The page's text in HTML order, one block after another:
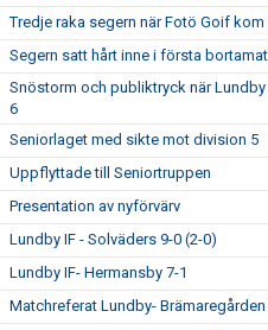
Tredje raka segern när Fotö Goif
Segern satt hårt inne i första
Snöstorm och publiktryck när
6
Seniorlaget med sikte mot division 5
Uppflyttade till Seniortruppen
Presentation av nyförvärv
Lundby IF - Solväders 9-0 (2-0)
Lundby IF- Hermansby 7-1
Matchreferat Lundby- Brämaregården